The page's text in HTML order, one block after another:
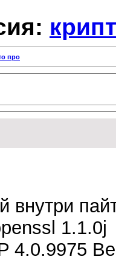
про
внутри
1.1.0j
4.0.9975